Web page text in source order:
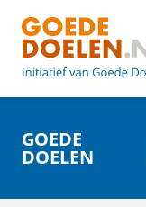
GOEDE
DOELEN